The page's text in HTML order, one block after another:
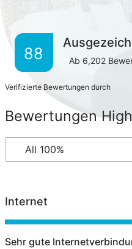
88 Ab 6,202
Verifizierte Bewertungen durch
Bewertungen
Internet
Sehr gute